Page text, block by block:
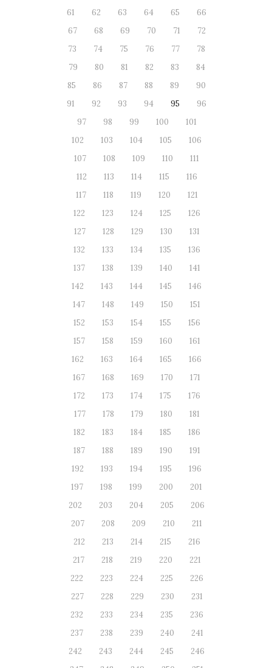
61
62 63 64 65
66
67
68 69 70 71
72
73
74 75 76 77
78
79
80 81 82 83
84
85
86 87 88 89
90
91
92 93 94 95
96
97
98 99 100
101
102
103 104 105
106
107
108 109 110
111
112
113 114 115
116
117
118 119 120
121
122
123 124 125
126
127
128 129 130
131
132
133 134 135
136
137
138 139 140
141
142
143 144 145
146
147
148 149 150
151
152
153 154 155
156
157
158 159 160
161
162
163 164 165
166
167
168 169 170
171
172
173 174 175
176
177
178 179 180
181
182
183 184 185
186
187
188 189 190
191
192
193 194 195
196
197
198 199 200
201
202
203 204 205
206
207
208 209 210
211
212
213 214 215
216
217
218 219 220
221
222
223 224 225
226
227
228 229 230
231
232
233 234 235
236
237
238 239 240
241
242
243 244 245
246